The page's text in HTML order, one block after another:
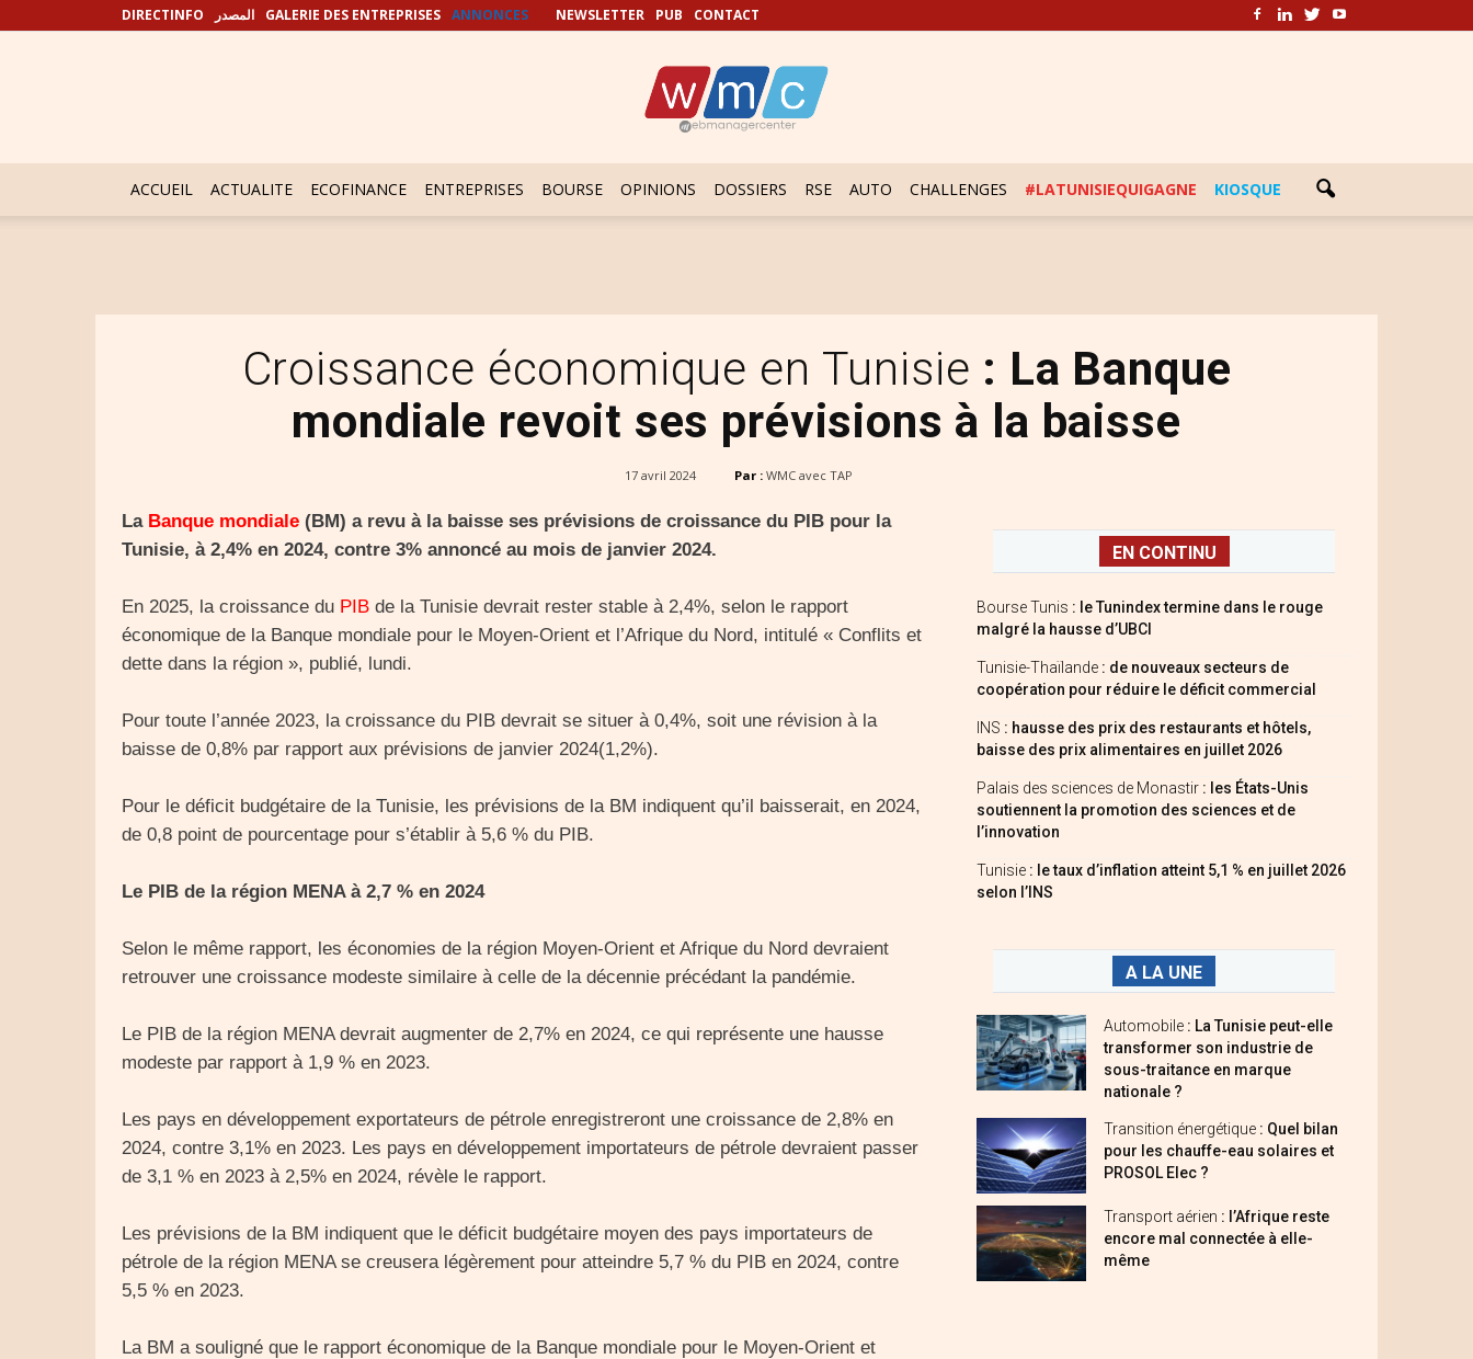
DIRECTINFO المصدر GALERIE DES ENTREPRISES ANNONCES NEWSLETTER PUB CONTACT
ACCUEIL ACTUALITE ECOFINANCE ENTREPRISES BOURSE OPINIONS DOSSIERS RSE AUTO CHALLENGES #LATUNISIEQUIGAGNE KIOSQUE
Croissance économique en Tunisie : La Banque
mondiale revoit ses prévisions à la baisse
17 avril 2024 Par : WMC avec TAP
La Banque mondiale (BM) a revu à la baisse ses prévisions de croissance du PIB pour la
Tunisie, à 2,4% en 2024, contre 3% annoncé au mois de janvier 2024.
En 2025, la croissance du PIB de la Tunisie devrait rester stable à 2,4%, selon le rapport
économique de la Banque mondiale pour le Moyen-Orient et l’Afrique du Nord, intitulé « Conflits et
dette dans la région », publié, lundi.
Pour toute l’année 2023, la croissance du PIB devrait se situer à 0,4%, soit une révision à la
baisse de 0,8% par rapport aux prévisions de janvier 2024(1,2%).
Pour le déficit budgétaire de la Tunisie, les prévisions de la BM indiquent qu’il baisserait, en 2024,
de 0,8 point de pourcentage pour s’établir à 5,6 % du PIB.
Le PIB de la région MENA à 2,7 % en 2024
Selon le même rapport, les économies de la région Moyen-Orient et Afrique du Nord devraient
retrouver une croissance modeste similaire à celle de la décennie précédant la pandémie.
Le PIB de la région MENA devrait augmenter de 2,7% en 2024, ce qui représente une hausse
modeste par rapport à 1,9 % en 2023.
Les pays en développement exportateurs de pétrole enregistreront une croissance de 2,8% en
2024, contre 3,1% en 2023. Les pays en développement importateurs de pétrole devraient passer
de 3,1 % en 2023 à 2,5% en 2024, révèle le rapport.
Les prévisions de la BM indiquent que le déficit budgétaire moyen des pays importateurs de
pétrole de la région MENA se creusera légèrement pour atteindre 5,7 % du PIB en 2024, contre
5,5 % en 2023.
La BM a souligné que le rapport économique de la Banque mondiale pour le Moyen-Orient et
EN CONTINU
Bourse Tunis : le Tunindex termine dans le rouge
malgré la hausse d’UBCI
Tunisie-Thaïlande : de nouveaux secteurs de
coopération pour réduire le déficit commercial
INS : hausse des prix des restaurants et hôtels,
baisse des prix alimentaires en juillet 2026
Palais des sciences de Monastir : les États-Unis
soutiennent la promotion des sciences et de
l’innovation
Tunisie : le taux d’inflation atteint 5,1 % en juillet 2026
selon l’INS
A LA UNE
Automobile : La Tunisie peut-elle
transformer son industrie de
sous-traitance en marque
nationale ?
Transition énergétique : Quel bilan
pour les chauffe-eau solaires et
PROSOL Elec ?
Transport aérien : l’Afrique reste
encore mal connectée à elle-
même